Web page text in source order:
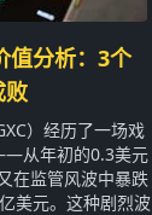
值分析：3个
败
）经历了一场戏
从年初的0.3美元
在监管风波中暴跌
美元。这种剧烈波